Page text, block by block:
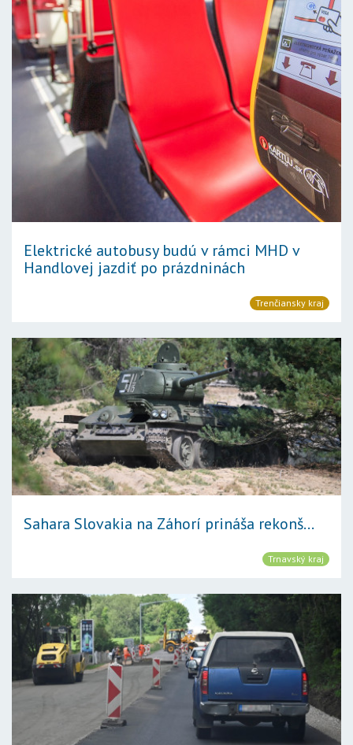
Elektrické autobusy budú v rámci MHD v
Handlovej jazdiť po prázdninách
Trenčiansky kraj
Sahara Slovakia na Záhorí prináša rekonš...
Trnavský kraj